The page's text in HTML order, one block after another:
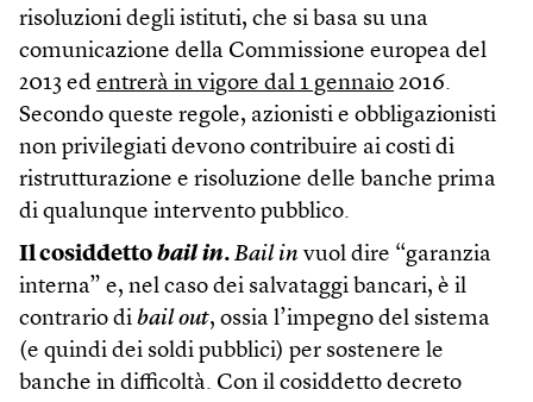
risoluzioni degli istituti, che si basa su una
comunicazione della Commissione europea del
2013 ed entrerà in vigore dal 1 gennaio 2016.
Secondo queste regole, azionisti e obbligazionisti
non privilegiati devono contribuire ai costi di
ristrutturazione e risoluzione delle banche prima
di qualunque intervento pubblico.
Il cosiddetto bail in. Bail in vuol dire “garanzia
interna” e, nel caso dei salvataggi bancari, è il
contrario di bail out, ossia l’impegno del sistema
(e quindi dei soldi pubblici) per sostenere le
banche in difficoltà. Con il cosiddetto decreto